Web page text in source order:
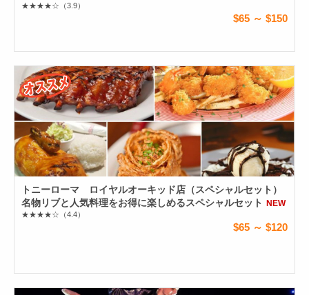
★★★★☆ （3.9）
$65 ～ $150
トニーローマ ロイヤルオーキッド店（スペシャルセット）
名物リブと人気料理をお得に楽しめるスペシャルセット
NEW
★★★★☆ （4.4）
$65 ～ $120